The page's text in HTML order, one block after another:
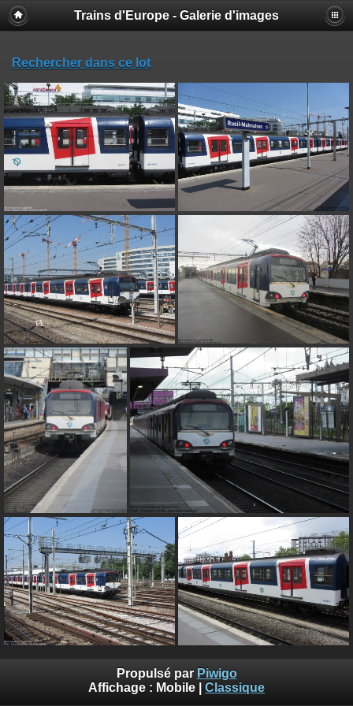
Trains d'Europe - Galerie d'images
Rechercher dans ce lot
Propulsé par Piwigo
Affichage : Mobile Classique